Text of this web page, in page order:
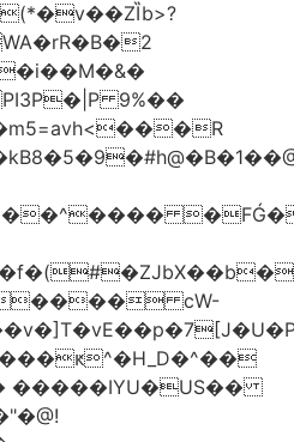
9%��
���� cW-
�����IYU�US��